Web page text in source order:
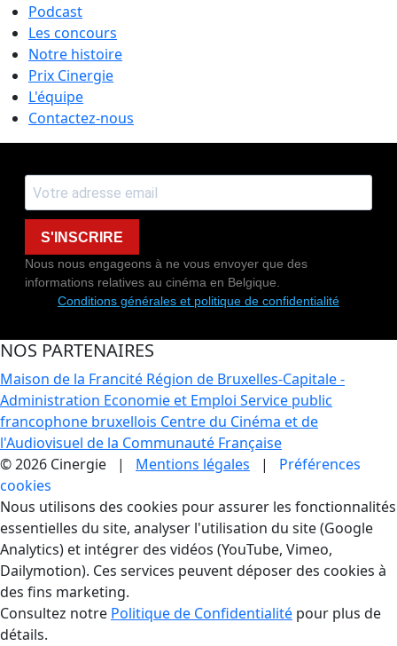
Podcast
Les concours
Notre histoire
Prix Cinergie
L'équipe
Contactez-nous
S'INSCRIRE
Nous nous engageons à ne vous envoyer que des
informations relatives au cinéma en Belgique.
Conditions générales et politique de confidentialité
NOS PARTENAIRES
Maison de la Francité Région de Bruxelles-Capitale -
Administration Economie et Emploi Service public
francophone bruxellois Centre du Cinéma et de
l'Audiovisuel de la Communauté Française
© 2026 Cinergie | Mentions légales | Préférences
cookies
Gestion des Cookies
Nous utilisons des cookies pour assurer les fonctionnalités
essentielles du site, analyser l'utilisation du site (Google
Analytics) et intégrer des vidéos (YouTube, Vimeo,
Dailymotion). Ces services peuvent déposer des cookies à
des fins marketing.
Consultez notre Politique de Confidentialité pour plus de
détails.